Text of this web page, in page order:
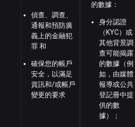
偵查、調查、
通報和預防廣
義上的金融犯
罪 和
確保您的帳戶
安全，以滿足
資訊和/或帳戶
變更的要求
的數據：
身分認證
（KYC）或
其他背景調
查可能揭露
的數據（例
如，由媒體
報導或公共
登記冊中提
供的數
據）；